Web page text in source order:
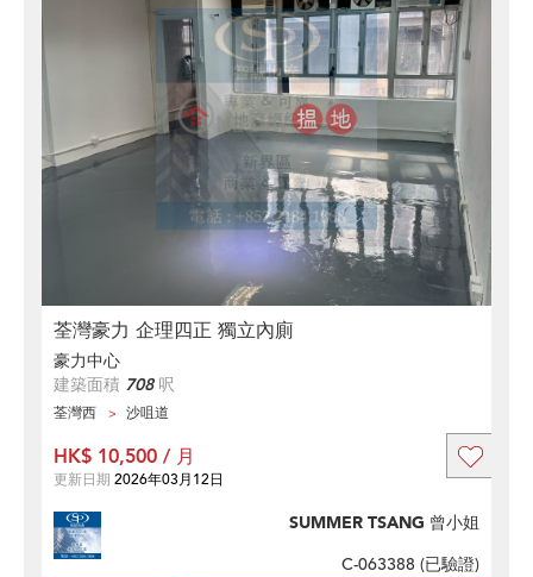
荃灣豪力 企理四正 獨立內廁
豪力中心
建築面積 708呎
荃灣西 沙咀道
SUMMER TSANG 曾小姐
C-063388 (已驗證)
HK$ 10,500 / 月
更新日期 2026年03月12日